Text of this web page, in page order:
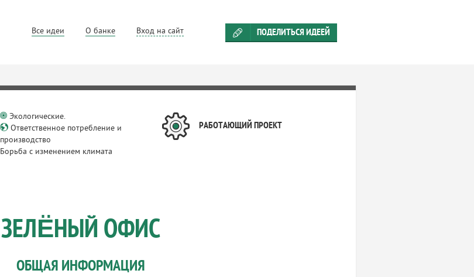
Все идеи О банке Вход на сайт ПОДЕЛИТЬСЯ ИДЕЕЙ
Экологические.
Ответственное потребление и
производство
Борьба с изменением климата
РАБОТАЮЩИЙ ПРОЕКТ
ЗЕЛЁНЫЙ ОФИС
ОБЩАЯ ИНФОРМАЦИЯ